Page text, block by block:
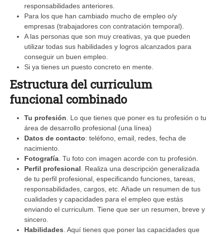
responsabilidades anteriores.
Para los que han cambiado mucho de empleo o/y
empresas (trabajadores con contratación temporal).
A las personas que son muy creativas, ya que pueden
utilizar todas sus habilidades y logros alcanzados para
conseguir un buen empleo.
Si ya tienes un puesto concreto en mente.
Estructura del curriculum
funcional combinado
Tu profesión . Lo que tienes que poner es tu profesión o tu
área de desarrollo profesional (una línea)
Datos de contacto: teléfono, email, redes, fecha de
nacimiento.
Fotografía . Tu foto con imagen acorde con tu profesión.
Perfil profesional . Realiza una descripción generalizada
de tu perfil profesional, especificando funciones, tareas,
responsabilidades, cargos, etc. Añade un resumen de tus
cualidades y capacidades para el empleo que estás
enviando el curriculum. Tiene que ser un resumen, breve y
sincero.
Habilidades . Aquí tienes que poner las capacidades que